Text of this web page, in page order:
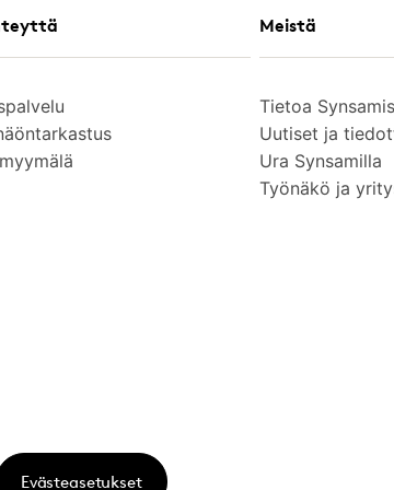
Meistä
Tietoa
Uutiset ja
Ura Synsamilla
Työnäkö ja
Evästeasetukset